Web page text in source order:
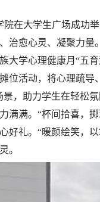
院在大学生广场成功
治愈心灵、凝聚力量。
大学心理健康月“五
位活动，将心理疏
，助力学生在轻松
满满。“杯间拾喜，
好礼。“暖颜绘笑，
。